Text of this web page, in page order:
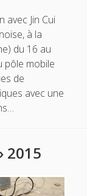
Jin Cui
à la
du 16 au
pôle mobile
de
avec une
2015